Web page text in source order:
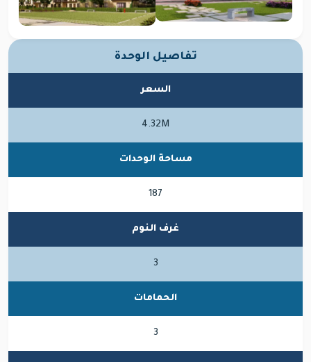
تفاصيل الوحدة
السعر
4.32M
مساحة الوحدات
187
غرف النوم
3
الحمامات
3